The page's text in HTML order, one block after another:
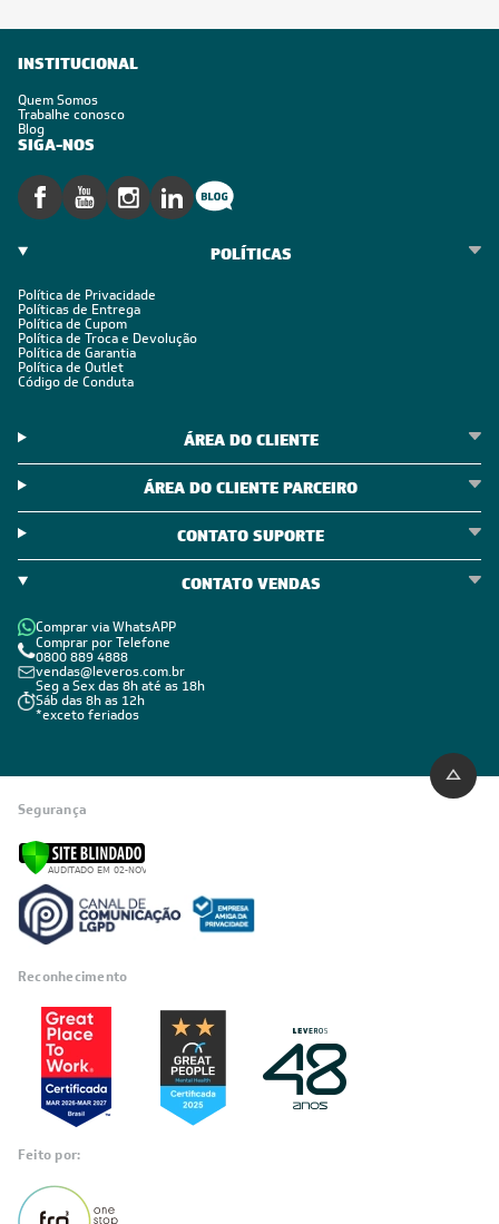
INSTITUCIONAL
Quem Somos
Trabalhe conosco
Blog
SIGA-NOS
POLÍTICAS
Política de Privacidade
Políticas de Entrega
Política de Cupom
Política de Troca e Devolução
Política de Garantia
Política de Outlet
Código de Conduta
ÁREA DO CLIENTE
ÁREA DO CLIENTE PARCEIRO
CONTATO SUPORTE
CONTATO VENDAS
Comprar via WhatsAPP
Comprar por Telefone
0800 889 4888
vendas@leveros.com.br
Seg a Sex das 8h até as 18h
Sáb das 8h as 12h
*exceto feriados
Segurança
Reconhecimento
Feito por: